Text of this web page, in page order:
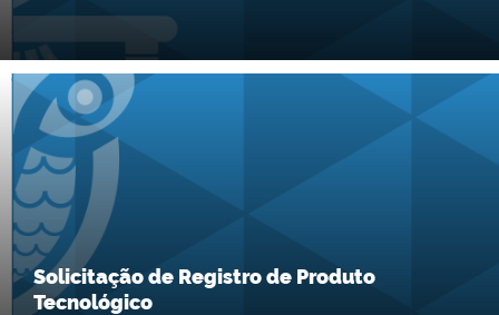
Solicitação de Registro de Produto
Tecnológico